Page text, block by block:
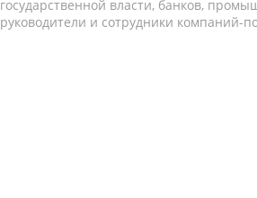
государственной власти, банков,
руководители и сотрудники компаний-